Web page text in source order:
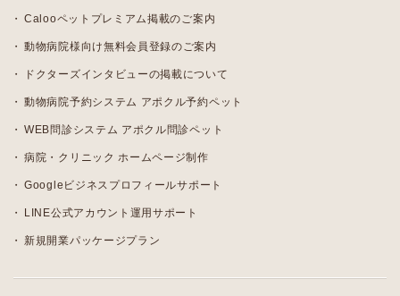
Calooペットプレミアム掲載のご案内
動物病院様向け無料会員登録のご案内
ドクターズインタビューの掲載について
動物病院予約システム アポクル予約ペット
WEB問診システム アポクル問診ペット
病院・クリニック ホームページ制作
Googleビジネスプロフィールサポート
LINE公式アカウント運用サポート
新規開業パッケージプラン